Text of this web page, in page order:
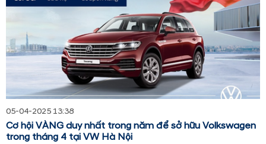
05-04-2025 13:38
Cơ hội VÀNG duy nhất trong năm để sở hữu Volkswagen
trong tháng 4 tại VW Hà Nội